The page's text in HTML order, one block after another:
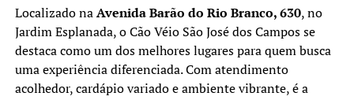
Localizado naAvenida Barão do Rio Branco, 630, no
Jardim Esplanada, o Cão Véio São José dos Campos se
destaca como um dos melhores lugares para quem busca
uma experiência diferenciada. Com atendimento
acolhedor, cardápio variado e ambiente vibrante, é a